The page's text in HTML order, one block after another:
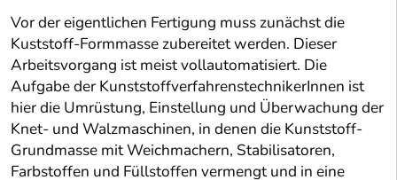
Vor der eigentlichen Fertigung muss zunächst die
Kuststoff-Formmasse zubereitet werden. Dieser
Arbeitsvorgang ist meist vollautomatisiert. Die
Aufgabe der KunststoffverfahrenstechnikerInnen ist
hier die Umrüstung, Einstellung und Überwachung der
Knet- und Walzmaschinen, in denen die Kunststoff-
Grundmasse mit Weichmachern, Stabilisatoren,
Farbstoffen und Füllstoffen vermengt und in eine